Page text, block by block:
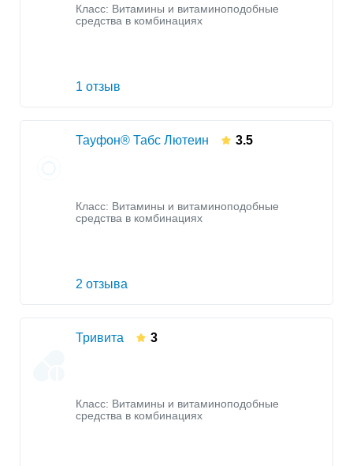
Класс: Витамины и витаминоподобные
средства в комбинациях
1 отзыв
Тауфон® Табс Лютеин 3.5
Класс: Витамины и витаминоподобные
средства в комбинациях
2 отзыва
Тривита 3
Класс: Витамины и витаминоподобные
средства в комбинациях